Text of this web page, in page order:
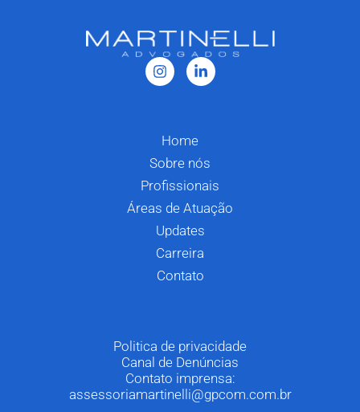
Home
Sobre nós
Profissionais
Áreas de Atuação
Updates
Carreira
Contato
Politica de privacidade
Canal de Denúncias
Contato imprensa:
assessoriamartinelli@gpcom.com.br